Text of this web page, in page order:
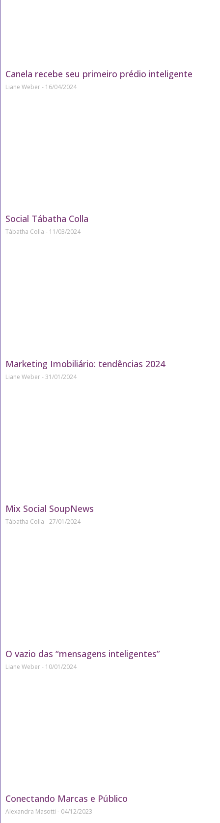
Canela recebe seu primeiro prédio inteligente
Liane Weber 16/04/2024
Social Tábatha Colla
Tábatha Colla 11/03/2024
Marketing Imobiliário: tendências 2024
Liane Weber 31/01/2024
Mix Social SoupNews
Tábatha Colla 27/01/2024
O vazio das “mensagens inteligentes”
Liane Weber 10/01/2024
Conectando Marcas e Público
Alexandra Masotti 04/12/2023